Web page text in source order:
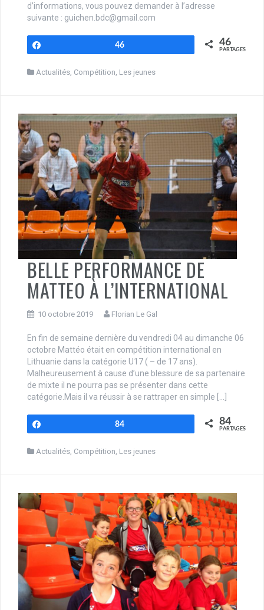
d’informations, vous pouvez demander à l’adresse
suivante : guichen.bdc@gmail.com
46 46
PARTAGES
Actualités Compétition Les jeunes
BELLE PERFORMANCE DE
MATTEO À L’INTERNATIONAL
10 octobre 2019 Florian Le Gal
En fin de semaine dernière du vendredi 04 au dimanche 06
octobre Mattéo était en compétition international en
Lithuanie dans la catégorie U17 ( – de 17 ans).
Malheureusement à cause d’une blessure de sa partenaire
de mixte il ne pourra pas se présenter dans cette
catégorie.Mais il va réussir à se rattraper en simple […]
84 84
PARTAGES
Actualités, Compétition, Les jeunes